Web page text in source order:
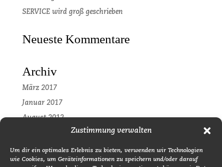
Zustimmung verwalten
Um dir ein optimales Erlebnis zu bieten, verwenden wir Technologien
wie Cookies, um Geräteinformationen zu speichern und/oder darauf
SERVICE wird groß geschrieben
Neueste Kommentare
Archiv
März 2017
Januar 2017
August 2012
Kategorien
Pressemitteilung